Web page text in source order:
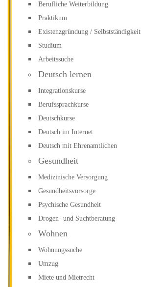
Beruf­liche Weiter­bildung
Praktikum
Existenz­gründung / Selbst­ständigkeit
Studium
Arbeitssuche
Deutsch lernen
Integrationskurse
Berufssprachkurse
Deutschkurse
Deutsch im Internet
Deutsch mit Ehrenamtlichen
Gesundheit
Medizinische Versorgung
Gesundheitsvorsorge
Psychische Gesundheit
Drogen- und Suchtberatung
Wohnen
Wohnungssuche
Umzug
Miete und Mietrecht